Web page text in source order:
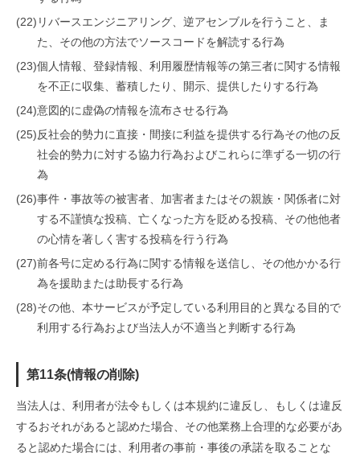
(22) リバースエンジニアリング、逆アセンブルを行うこと、ま
た、その他の方法でソースコードを解読する行為
(23)個人情報、登録情報、利用履歴情報等の第三者に関する情報
を不正に収集、蓄積したり、開示、提供したりする行為
(24)意図的に虚偽の情報を流布させる行為
(25)反社会的勢力に直接・間接に利益を提供する行為その他の反
社会的勢力に対する協力行為およびこれらに準ずる一切の行
為
(26)事件・事故等の被害者、加害者またはその親族・関係者に対
する不謹慎な投稿、亡くなった方を貶める投稿、その他他者
の心情を著しく害する投稿を行う行為
(27)前各号に定める行為に関する情報を送信し、その他かかる行
為を援助または助長する行為
(28)その他、本サービスが予定している利用目的と異なる目的で
利用する行為および当法人が不適当と判断する行為
第11条(情報の削除)
当法人は、利用者が法令もしくは本規約に違反し、もしくは違反
するおそれがあると認めた場合、その他業務上合理的な必要があ
ると認めた場合には、利用者の事前・事後の承諾を取ることな